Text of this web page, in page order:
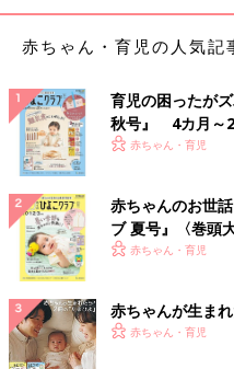
赤ちゃん・育児の人気記
育児の困ったが
秋号』 4カ月～2
いっぱい！
赤ちゃん・育児
赤ちゃんのお世
ブ 夏号』〈巻頭
く！ おっぱい・
赤ちゃん・育児
赤ちゃんが生ま
赤ちゃん・育児